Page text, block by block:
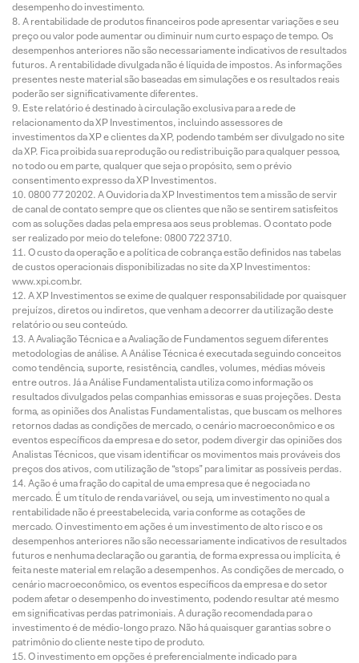
desempenho do investimento.
A rentabilidade de produtos financeiros pode apresentar variações e seu
preço ou valor pode aumentar ou diminuir num curto espaço de tempo. Os
desempenhos anteriores não são necessariamente indicativos de resultados
futuros. A rentabilidade divulgada não é líquida de impostos. As informações
presentes neste material são baseadas em simulações e os resultados reais
poderão ser significativamente diferentes.
Este relatório é destinado à circulação exclusiva para a rede de
relacionamento da XP Investimentos, incluindo assessores de
investimentos da XP e clientes da XP, podendo também ser divulgado no site
da XP. Fica proibida sua reprodução ou redistribuição para qualquer pessoa,
no todo ou em parte, qualquer que seja o propósito, sem o prévio
consentimento expresso da XP Investimentos.
0800 77 20202. A Ouvidoria da XP Investimentos tem a missão de servir
de canal de contato sempre que os clientes que não se sentirem satisfeitos
com as soluções dadas pela empresa aos seus problemas. O contato pode
ser realizado por meio do telefone: 0800 722 3710.
O custo da operação e a política de cobrança estão definidos nas tabelas
de custos operacionais disponibilizadas no site da XP Investimentos:
www.xpi.com.br.
A XP Investimentos se exime de qualquer responsabilidade por quaisquer
prejuízos, diretos ou indiretos, que venham a decorrer da utilização deste
relatório ou seu conteúdo.
A Avaliação Técnica e a Avaliação de Fundamentos seguem diferentes
metodologias de análise. A Análise Técnica é executada seguindo conceitos
como tendência, suporte, resistência, candles, volumes, médias móveis
entre outros. Já a Análise Fundamentalista utiliza como informação os
resultados divulgados pelas companhias emissoras e suas projeções. Desta
forma, as opiniões dos Analistas Fundamentalistas, que buscam os melhores
retornos dadas as condições de mercado, o cenário macroeconômico e os
eventos específicos da empresa e do setor, podem divergir das opiniões dos
Analistas Técnicos, que visam identificar os movimentos mais prováveis dos
preços dos ativos, com utilização de “stops” para limitar as possíveis perdas.
Ação é uma fração do capital de uma empresa que é negociada no
mercado. É um título de renda variável, ou seja, um investimento no qual a
rentabilidade não é preestabelecida, varia conforme as cotações de
mercado. O investimento em ações é um investimento de alto risco e os
desempenhos anteriores não são necessariamente indicativos de resultados
futuros e nenhuma declaração ou garantia, de forma expressa ou implícita, é
feita neste material em relação a desempenhos. As condições de mercado, o
cenário macroeconômico, os eventos específicos da empresa e do setor
podem afetar o desempenho do investimento, podendo resultar até mesmo
em significativas perdas patrimoniais. A duração recomendada para o
investimento é de médio-longo prazo. Não há quaisquer garantias sobre o
patrimônio do cliente neste tipo de produto.
O investimento em opções é preferencialmente indicado para